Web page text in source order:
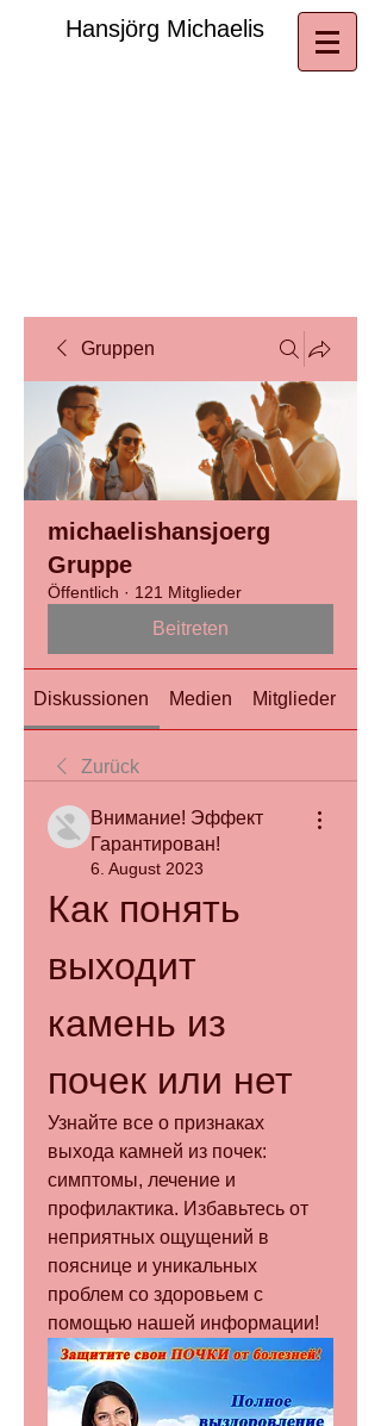
​Hansjörg Michaelis
Gruppen
michaelishansjoerg
Gruppe
Öffentlich · 121 Mitglieder
Beitreten
Diskussionen Medien Mitglieder
Zurück
Внимание! Эффект
Гарантирован!
6. August 2023
Как понять
выходит
камень из
почек или нет
Узнайте все о признаках
выхода камней из почек:
симптомы, лечение и
профилактика. Избавьтесь от
неприятных ощущений в
пояснице и уникальных
проблем со здоровьем с
помощью нашей информации!